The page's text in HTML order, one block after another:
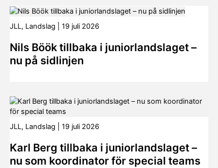
JLL, Landslag 19 juli 2026
Nils Böök tillbaka i juniorlandslaget –
nu på sidlinjen
JLL, Landslag 19 juli 2026
Karl Berg tillbaka i juniorlandslaget –
nu som koordinator för special teams